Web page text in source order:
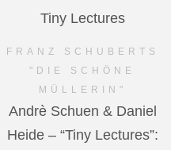
Tiny Lectures
FRANZ SCHUBERTS
"DIE SCHÖNE
MÜLLERIN"
Andrè Schuen & Daniel
Heide – “Tiny Lectures”: